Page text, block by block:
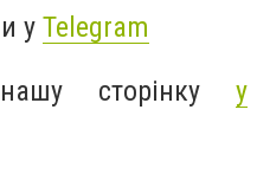
у Telegram
сторінку у